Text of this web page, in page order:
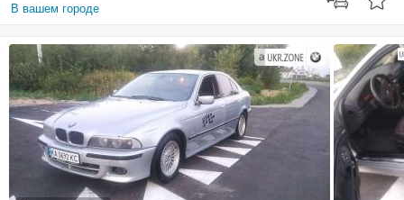
В вашем городе